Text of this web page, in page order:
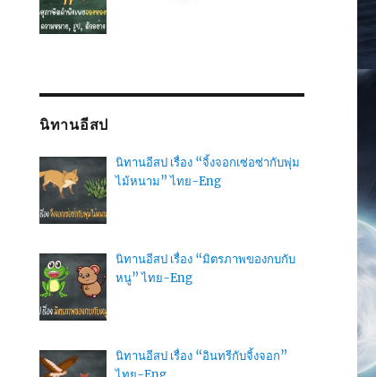
นิทานอีสป
นิทานอีสป เรื่อง “จิ้งจอกเซ่อซ่ากับพุ่ม
ไม้หนาม” ไทย-Eng
นิทานอีสป เรื่อง “มิตรภาพของกบกับ
หนู” ไทย-Eng
นิทานอีสป เรื่อง “อินทรีกับจิ้งจอก”